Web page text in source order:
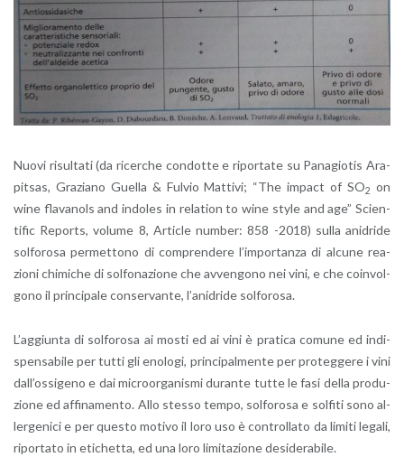
Nuovi ri­sul­ta­ti (da ri­cer­che con­dot­te e ri­por­ta­te su Pa­na­gio­tis Ara­
pi­tsas, Gra­zia­no Guel­la & Ful­vio Mat­ti­vi; “The im­pact of SO2 on
wine fla­va­nols and in­do­les in re­la­tion to wine style and age” Scien­
ti­fic Re­ports, vo­lu­me 8, Ar­ti­cle num­ber: 858 -2018) sulla ani­dri­de
sol­fo­ro­sa per­met­to­no di com­pren­de­re l’im­por­tan­za di al­cu­ne rea­
zio­ni chi­mi­che di sol­fo­na­zio­ne che av­ven­go­no nei vini, e che coin­vol­
go­no il prin­ci­pa­le con­ser­van­te, l’a­ni­dri­de sol­fo­ro­sa.
L’ag­giun­ta di sol­fo­ro­sa ai mosti ed ai vini è pra­ti­ca co­mu­ne ed in­di­
spen­sa­bi­le per tutti gli eno­lo­gi, prin­ci­pal­men­te per pro­teg­ge­re i vini
dal­l’os­si­ge­no e dai mi­croor­ga­ni­smi du­ran­te tutte le fasi della pro­du­
zio­ne ed af­fi­na­men­to. Allo stes­so tempo, sol­fo­ro­sa e sol­fi­ti sono al­
ler­ge­ni­ci e per que­sto mo­ti­vo il loro uso è con­trol­la­to da li­mi­ti le­ga­li,
ri­por­ta­to in eti­chet­ta, ed una loro li­mi­ta­zio­ne de­si­de­ra­bi­le.